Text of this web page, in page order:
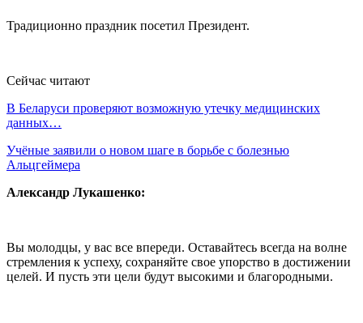
Традиционно праздник посетил Президент.
Сейчас читают
В Беларуси проверяют возможную утечку медицинских
данных…
Учёные заявили о новом шаге в борьбе с болезнью
Альцгеймера
Александр Лукашенко:
Вы молодцы, у вас все впереди. Оставайтесь всегда на волне
стремления к успеху, сохраняйте свое упорство в достижении
целей. И пусть эти цели будут высокими и благородными.